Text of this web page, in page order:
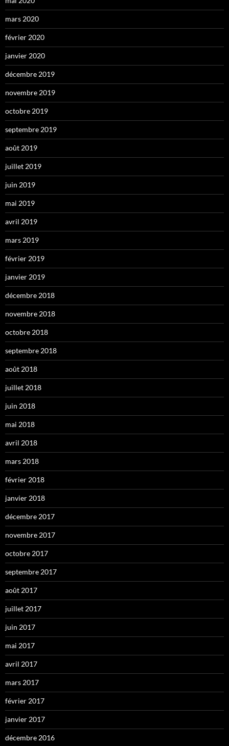
mars 2020
février 2020
janvier 2020
décembre 2019
novembre 2019
octobre 2019
septembre 2019
août 2019
juillet 2019
juin 2019
mai 2019
avril 2019
mars 2019
février 2019
janvier 2019
décembre 2018
novembre 2018
octobre 2018
septembre 2018
août 2018
juillet 2018
juin 2018
mai 2018
avril 2018
mars 2018
février 2018
janvier 2018
décembre 2017
novembre 2017
octobre 2017
septembre 2017
août 2017
juillet 2017
juin 2017
mai 2017
avril 2017
mars 2017
février 2017
janvier 2017
décembre 2016